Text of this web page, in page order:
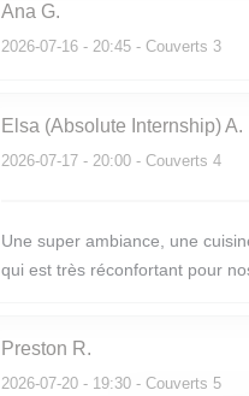
Ana G
2026-07-16 - 20:45 - Couverts 3
Elsa (Absolute Internship)A
2026-07-17 - 20:00 - Couverts 4
Une super ambiance, une
qui est très réconfortant pour
Preston R
2026-07-20 - 19:30 - Couverts 5